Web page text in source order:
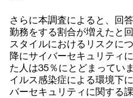
さらに本調査によると、回
勤務をする割合が増えたと
スタイルにおけるリスクに
降にサイバーセキュリティ
た人は35％にとどまってい
イルス感染症による環境下
バーセキュリティに関する